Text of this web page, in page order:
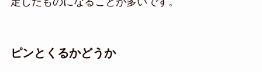
ピンとくるかどうか